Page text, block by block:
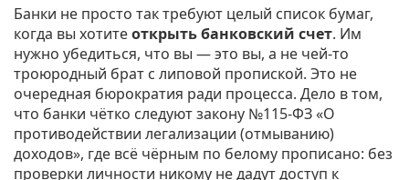
Банки не просто так требуют целый список бумаг,
когда вы хотитеоткрыть банковский счет. Им
нужно убедиться, что вы — это вы, а не чей-то
троюродный брат с липовой пропиской. Это не
очередная бюрократия ради процесса. Дело в том,
что банки чётко следуют закону №115-ФЗ «О
противодействии легализации (отмыванию)
доходов», где всё чёрным по белому прописано: без
проверки личности никому не дадут доступ к